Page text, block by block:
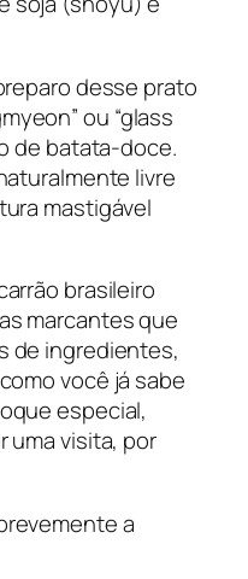
desse prato
ou “glass
de batata-doce.
livre
mastigável
brasileiro
marcantes que
de ingredientes,
você já sabe
especial,
uma visita, por
a